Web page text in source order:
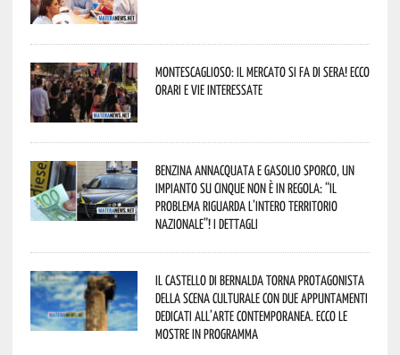
Montescaglioso: il mercato si fa di sera! Ecco
orari e vie interessate
Benzina annacquata e gasolio sporco, un
impianto su cinque non è in regola: “il
problema riguarda l’intero territorio
Nazionale”! I dettagli
Il Castello di Bernalda torna protagonista
della scena culturale con due appuntamenti
dedicati all’arte contemporanea. Ecco le
mostre in programma